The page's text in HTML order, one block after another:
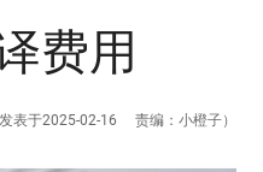
费用
发表于2025-02-16 责编：小橙子）